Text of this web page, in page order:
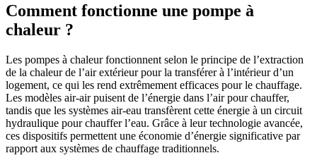
Comment fonctionne une pompe à
chaleur ?
Les pompes à chaleur fonctionnent selon le principe de l’extraction
de la chaleur de l’air extérieur pour la transférer à l’intérieur d’un
logement, ce qui les rend extrêmement efficaces pour le chauffage.
Les modèles air-air puisent de l’énergie dans l’air pour chauffer,
tandis que les systèmes air-eau transfèrent cette énergie à un circuit
hydraulique pour chauffer l’eau. Grâce à leur technologie avancée,
ces dispositifs permettent une économie d’énergie significative par
rapport aux systèmes de chauffage traditionnels.